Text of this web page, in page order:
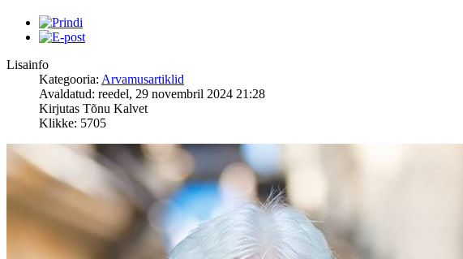
Lisainfo
Kategooria: Arvamusartiklid
Avaldatud: reedel, 29 novembril 2024 21:28
Kirjutas Tõnu Kalvet
Klikke: 5705